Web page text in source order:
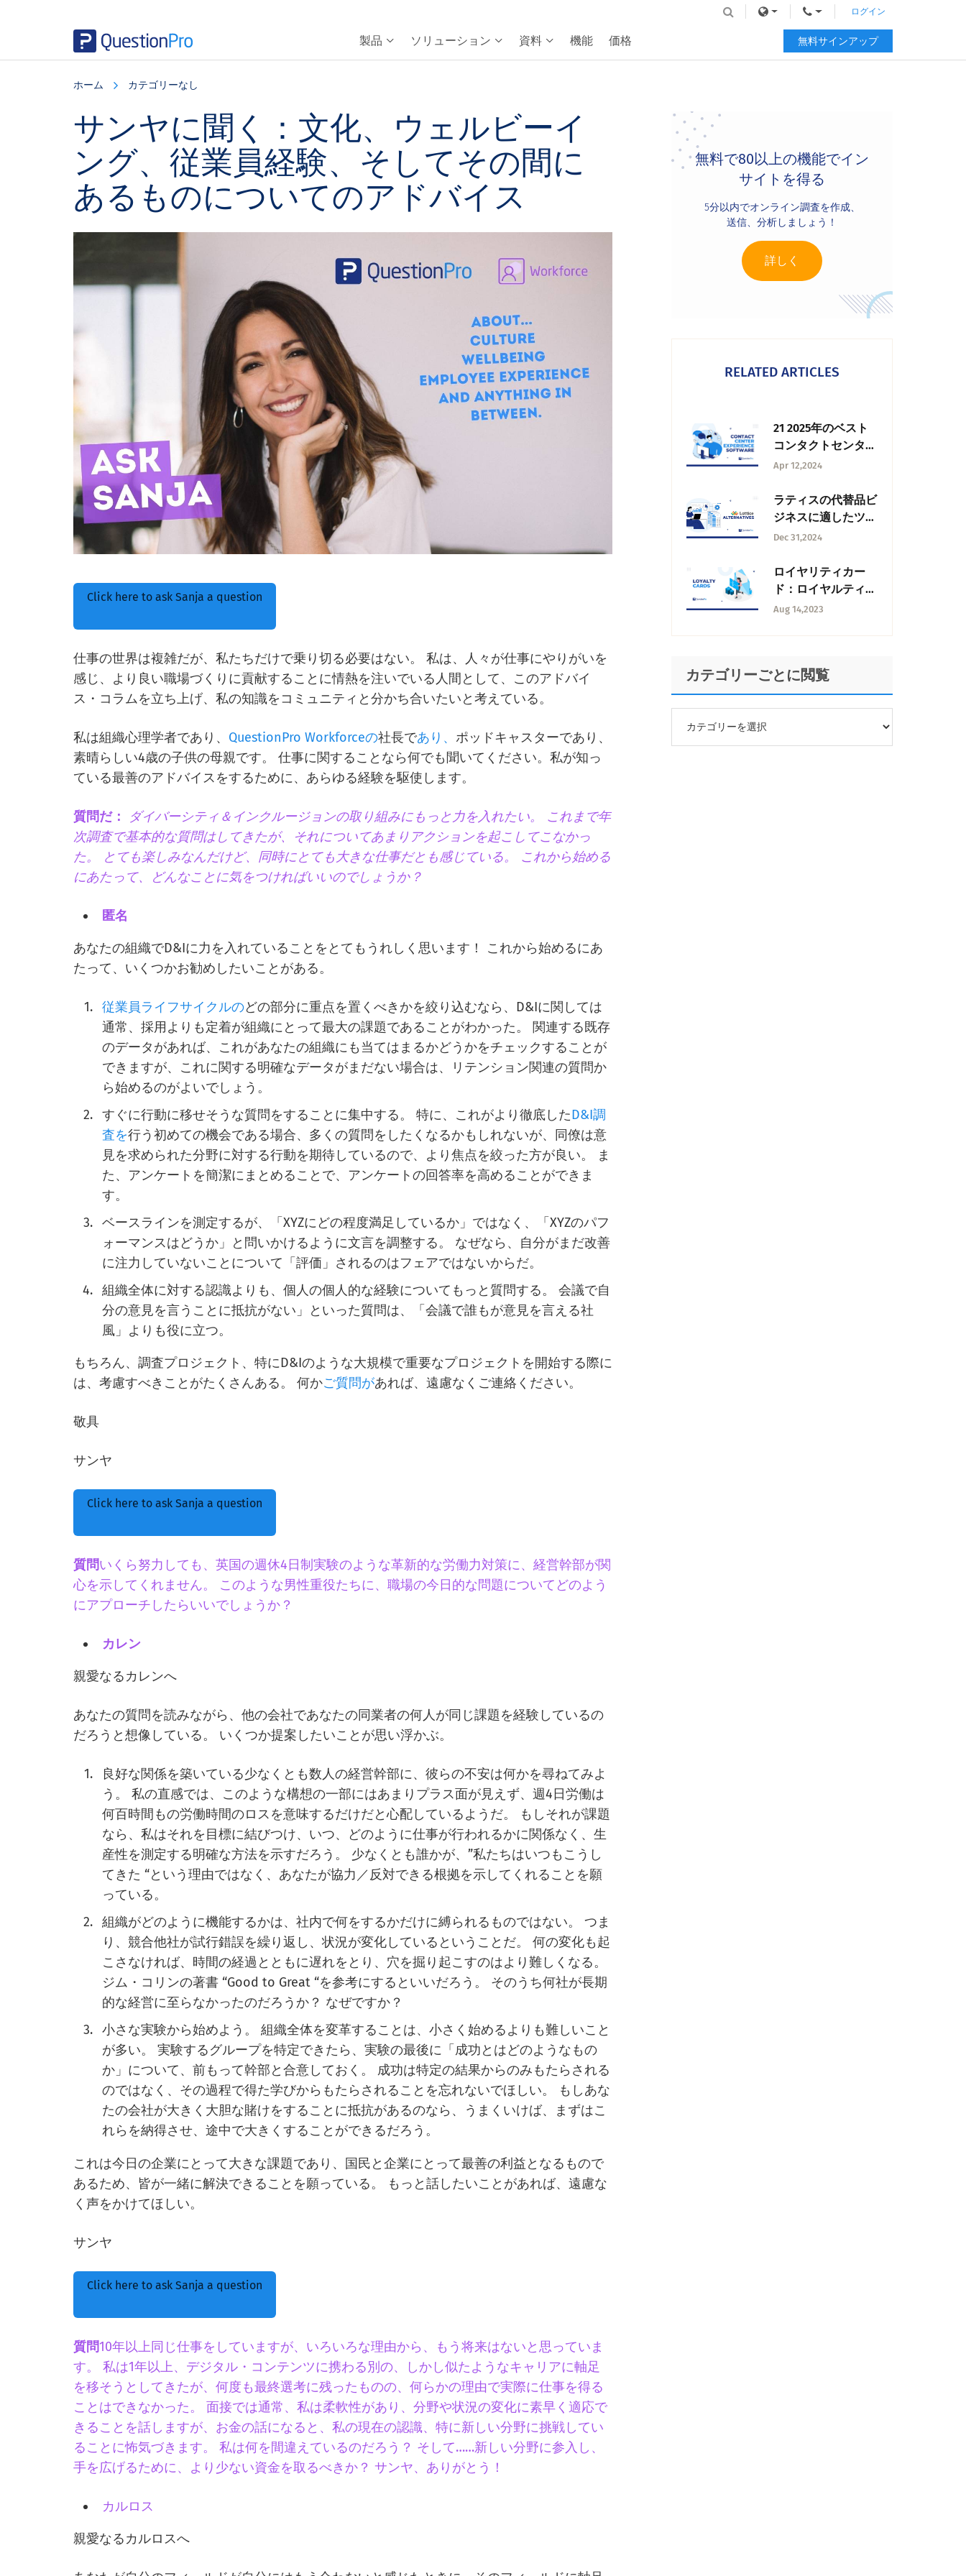
製品 ソリューション 資料 機能 価格
ログイン
無料サインアップ
ホーム カテゴリーなし
サンヤに聞く：文化、ウェルビーイ
ング、従業員経験、そしてその間に
あるものについてのアドバイス
Click here to ask Sanja a question
仕事の世界は複雑だが、私たちだけで乗り切る必要はない。 私は、人々が仕事にやりがいを
感じ、より良い職場づくりに貢献することに情熱を注いでいる人間として、このアドバイ
ス・コラムを立ち上げ、私の知識をコミュニティと分かち合いたいと考えている。
私は組織心理学者であり、 QuestionPro Workforceの社長であり、 ポッドキャスターであり、
素晴らしい4歳の子供の母親です。 仕事に関することなら何でも聞いてください。私が知っ
ている最善のアドバイスをするために、あらゆる経験を駆使します。
質問だ：
ダイバーシティ＆インクルージョンの取り組みにもっと力を入れたい。 これまで年
次調査で基本的な質問はしてきたが、それについてあまりアクションを起こしてこなかっ
た。 とても楽しみなんだけど、同時にとても大きな仕事だとも感じている。 これから始める
にあたって、どんなことに気をつければいいのでしょうか？
匿名
あなたの組織でD&Iに力を入れていることをとてもうれしく思います！ これから始めるにあ
たって、いくつかお勧めしたいことがある。
従業員ライフサイクルのどの部分に重点を置くべきかを絞り込むなら、D&Iに関しては
通常、採用よりも定着が組織にとって最大の課題であることがわかった。 関連する既存
のデータがあれば、これがあなたの組織にも当てはまるかどうかをチェックすることが
できますが、これに関する明確なデータがまだない場合は、リテンション関連の質問か
ら始めるのがよいでしょう。
すぐに行動に移せそうな質問をすることに集中する。 特に、これがより徹底したD&I調
査を行う初めての機会である場合、多くの質問をしたくなるかもしれないが、同僚は意
見を求められた分野に対する行動を期待しているので、より焦点を絞った方が良い。 ま
た、アンケートを簡潔にまとめることで、アンケートの回答率を高めることができま
す。
ベースラインを測定するが、「XYZにどの程度満足しているか」ではなく、「XYZのパフ
ォーマンスはどうか」と問いかけるように文言を調整する。 なぜなら、自分がまだ改善
に注力していないことについて「評価」されるのはフェアではないからだ。
組織全体に対する認識よりも、個人の個人的な経験についてもっと質問する。 会議で自
分の意見を言うことに抵抗がない」といった質問は、「会議で誰もが意見を言える社
風」よりも役に立つ。
もちろん、調査プロジェクト、特にD&Iのような大規模で重要なプロジェクトを開始する際に
は、考慮すべきことがたくさんある。 何かご質問があれば、遠慮なくご連絡ください。
敬具
サンヤ
Click here to ask Sanja a question
質問いくら努力しても、英国の週休4日制実験のような革新的な労働力対策に、経営幹部が関
心を示してくれません。 このような男性重役たちに、職場の今日的な問題についてどのよう
にアプローチしたらいいでしょうか？
カレン
親愛なるカレンへ
あなたの質問を読みながら、他の会社であなたの同業者の何人が同じ課題を経験しているの
だろうと想像している。 いくつか提案したいことが思い浮かぶ。
良好な関係を築いている少なくとも数人の経営幹部に、彼らの不安は何かを尋ねてみよ
う。 私の直感では、このような構想の一部にはあまりプラス面が見えず、週4日労働は
何百時間もの労働時間のロスを意味するだけだと心配しているようだ。 もしそれが課題
なら、私はそれを目標に結びつけ、いつ、どのように仕事が行われるかに関係なく、生
産性を測定する明確な方法を示すだろう。 少なくとも誰かが、”私たちはいつもこうし
てきた “という理由ではなく、あなたが協力／反対できる根拠を示してくれることを願
っている。
組織がどのように機能するかは、社内で何をするかだけに縛られるものではない。 つま
り、競合他社が試行錯誤を繰り返し、状況が変化しているということだ。 何の変化も起
こさなければ、時間の経過とともに遅れをとり、穴を掘り起こすのはより難しくなる。
ジム・コリンの著書 “Good to Great “を参考にするといいだろう。 そのうち何社が長期
的な経営に至らなかったのだろうか？ なぜですか？
小さな実験から始めよう。 組織全体を変革することは、小さく始めるよりも難しいこと
が多い。 実験するグループを特定できたら、実験の最後に「成功とはどのようなもの
か」について、前もって幹部と合意しておく。 成功は特定の結果からのみもたらされる
のではなく、その過程で得た学びからもたらされることを忘れないでほしい。 もしあな
たの会社が大きく大胆な賭けをすることに抵抗があるのなら、うまくいけば、まずはこ
れらを納得させ、途中で大きくすることができるだろう。
これは今日の企業にとって大きな課題であり、国民と企業にとって最善の利益となるもので
あるため、皆が一緒に解決できることを願っている。 もっと話したいことがあれば、遠慮な
く声をかけてほしい。
サンヤ
Click here to ask Sanja a question
質問10年以上同じ仕事をしていますが、いろいろな理由から、もう将来はないと思っていま
す。 私は1年以上、デジタル・コンテンツに携わる別の、しかし似たようなキャリアに軸足
を移そうとしてきたが、何度も最終選考に残ったものの、何らかの理由で実際に仕事を得る
ことはできなかった。 面接では通常、私は柔軟性があり、分野や状況の変化に素早く適応で
きることを話しますが、お金の話になると、私の現在の認識、特に新しい分野に挑戦してい
ることに怖気づきます。 私は何を間違えているのだろう？ そして……新しい分野に参入し、
手を広げるために、より少ない資金を取るべきか？ サンヤ、ありがとう！
カルロス
親愛なるカルロスへ
Primary
Sidebar
無料で80以上の機能でイン
サイトを得る
5分以内でオンライン調査を作成、
送信、分析しましょう！
詳しく
RELATED ARTICLES
21 2025年のベスト
コンタクトセンタ
ー・エクスペリエン
Apr 12,2024
ラティスの代替品ビ
ジネスに適したツー
ルの選択
Dec 31,2024
ロイヤリティカー
ド：ロイヤルティカ
ードとは何か？
Aug 14,2023
カテゴリーごとに閲覧
ゴ